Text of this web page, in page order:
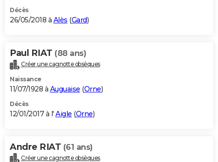
Décès
26/05/2018 à Alès (Gard)
Paul RIAT (88 ans)
Créer une cagnotte obsèques
Naissance
11/07/1928 à Auguaise (Orne)
Décès
12/01/2017 à l' Aigle (Orne)
Andre RIAT (61 ans)
Créer une cagnotte obsèques